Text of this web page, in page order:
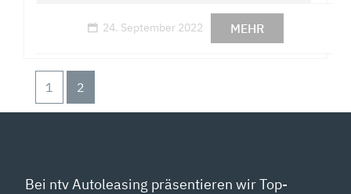
24. September 2022 MEHR
1 2
Bei ntv Autoleasing präsentieren wir Top-